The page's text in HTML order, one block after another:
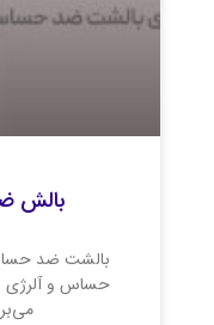
بالش
بالشت ضد
حساس و آلرژی